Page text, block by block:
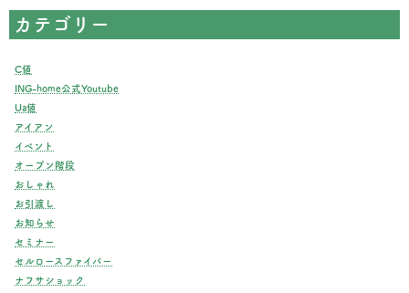
カテゴリー
C値
ING-home公式Youtube
Ua値
アイアン
イベント
オープン階段
おしゃれ
お引渡し
お知らせ
セミナー
セルロースファイバー
ナフサショック